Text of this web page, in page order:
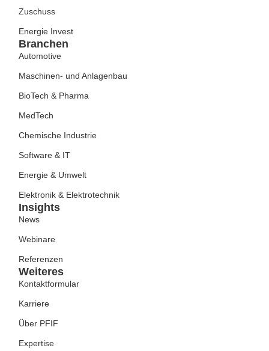
Zuschuss
Energie Invest
Branchen
Automotive
Maschinen- und Anlagenbau
BioTech & Pharma
MedTech
Chemische Industrie
Software & IT
Energie & Umwelt
Elektronik & Elektrotechnik
Insights
News
Webinare
Referenzen
Weiteres
Kontaktformular
Karriere
Über PFIF
Expertise